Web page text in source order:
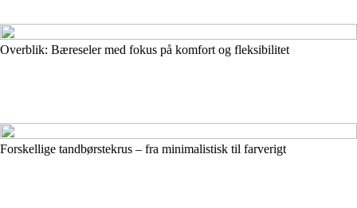
Overblik: Bæreseler med fokus på komfort og fleksibilitet
Forskellige tandbørstekrus – fra minimalistisk til farverigt